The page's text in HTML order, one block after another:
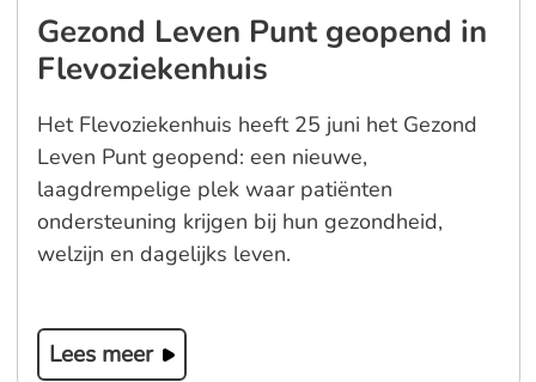
Gezond Leven Punt geopend in
Flevoziekenhuis
Het Flevoziekenhuis heeft 25 juni het Gezond
Leven Punt geopend: een nieuwe,
laagdrempelige plek waar patiënten
ondersteuning krijgen bij hun gezondheid,
welzijn en dagelijks leven.
Lees meer